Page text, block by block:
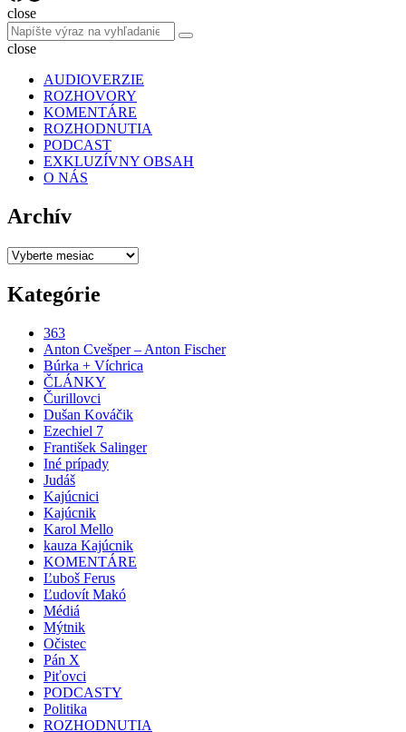
Search
close
Search
for:
Search
close
AUDIOVERZIE
ROZHOVORY
KOMENTÁRE
ROZHODNUTIA
PODCAST
EXKLUZÍVNY OBSAH
O NÁS
Archív
Archív
Kategórie
363
Anton Cvešper – Anton Fischer
Búrka + Víchrica
ČLÁNKY
Čurillovci
Dušan Kováčik
Ezechiel 7
František Salinger
Iné prípady
Judáš
Kajúcnici
Kajúcnik
Karol Mello
kauza Kajúcnik
KOMENTÁRE
Ľuboš Ferus
Ľudovít Makó
Médiá
Mýtnik
Očistec
Pán X
Piťovci
PODCASTY
Politika
ROZHODNUTIA